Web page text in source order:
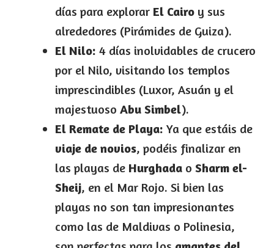
días para explorar El Cairo y sus
alrededores (Pirámides de Guiza).
El Nilo: 4 días inolvidables de crucero
por el Nilo, visitando los templos
imprescindibles (Luxor, Asuán y el
majestuoso Abu Simbel).
El Remate de Playa: Ya que estáis de
viaje de novios, podéis finalizar en
las playas de Hurghada o Sharm el-
Sheij, en el Mar Rojo. Si bien las
playas no son tan impresionantes
como las de Maldivas o Polinesia,